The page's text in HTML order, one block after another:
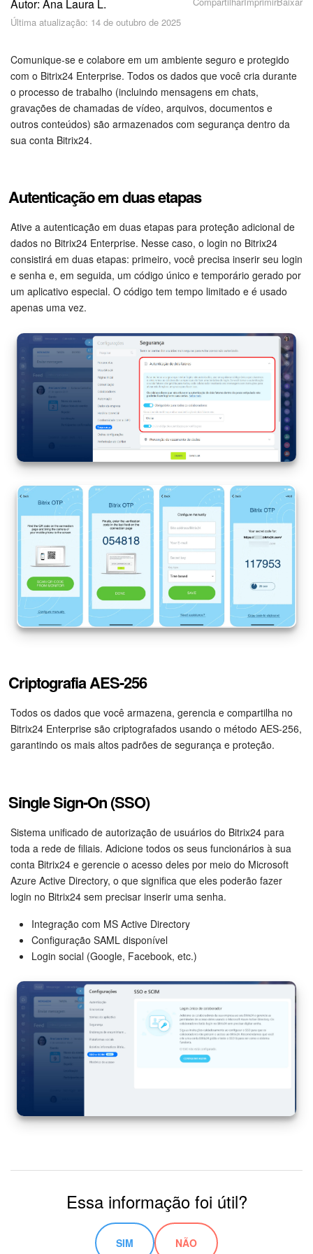
Como Começar?
Feed
Messenger
Calendário
Bitrix24 Drive
E-mail
Grupos de trabalho
Tarefas e Projetos
CRM
Agendamento on-line
CoPilot - IA no Bitrix24
Telefonia
CRM + Loja On-line
Sales Center
Análise CRM
Automação
Marketing
Empresa
Assinatura eletrônica para RH
Assinatura eletrônica
Base de conhecimento
Videoconferências em HD
Processos de negócio
Market (Aplicativos)
Widget de colaborador
Bitrix24 Messenger
Bitrix24 On-premise
Autor: Ana Laura L.
Última atualização: 14 de outubro de 2025
Comunique-se e colabore em um ambiente seguro e protegido
com o Bitrix24 Enterprise. Todos os dados que você cria durante
o processo de trabalho (incluindo mensagens em chats,
gravações de chamadas de vídeo, arquivos, documentos e
outros conteúdos) são armazenados com segurança dentro da
sua conta Bitrix24.
Autenticação em duas etapas
Ative a autenticação em duas etapas para proteção adicional de
dados no Bitrix24 Enterprise. Nesse caso, o login no Bitrix24
consistirá em duas etapas: primeiro, você precisa inserir seu login
e senha e, em seguida, um código único e temporário gerado por
um aplicativo especial. O código tem tempo limitado e é usado
apenas uma vez.
Criptografia AES-256
Todos os dados que você armazena, gerencia e compartilha no
Bitrix24 Enterprise são criptografados usando o método AES-256,
garantindo os mais altos padrões de segurança e proteção.
Single Sign-On (SSO)
Sistema unificado de autorização de usuários do Bitrix24 para
toda a rede de filiais. Adicione todos os seus funcionários à sua
conta Bitrix24 e gerencie o acesso deles por meio do Microsoft
Azure Active Directory, o que significa que eles poderão fazer
login no Bitrix24 sem precisar inserir uma senha.
Integração com MS Active Directory
Configuração SAML disponível
Login social (Google, Facebook, etc.)
Essa informação foi útil?
SIM NÃO